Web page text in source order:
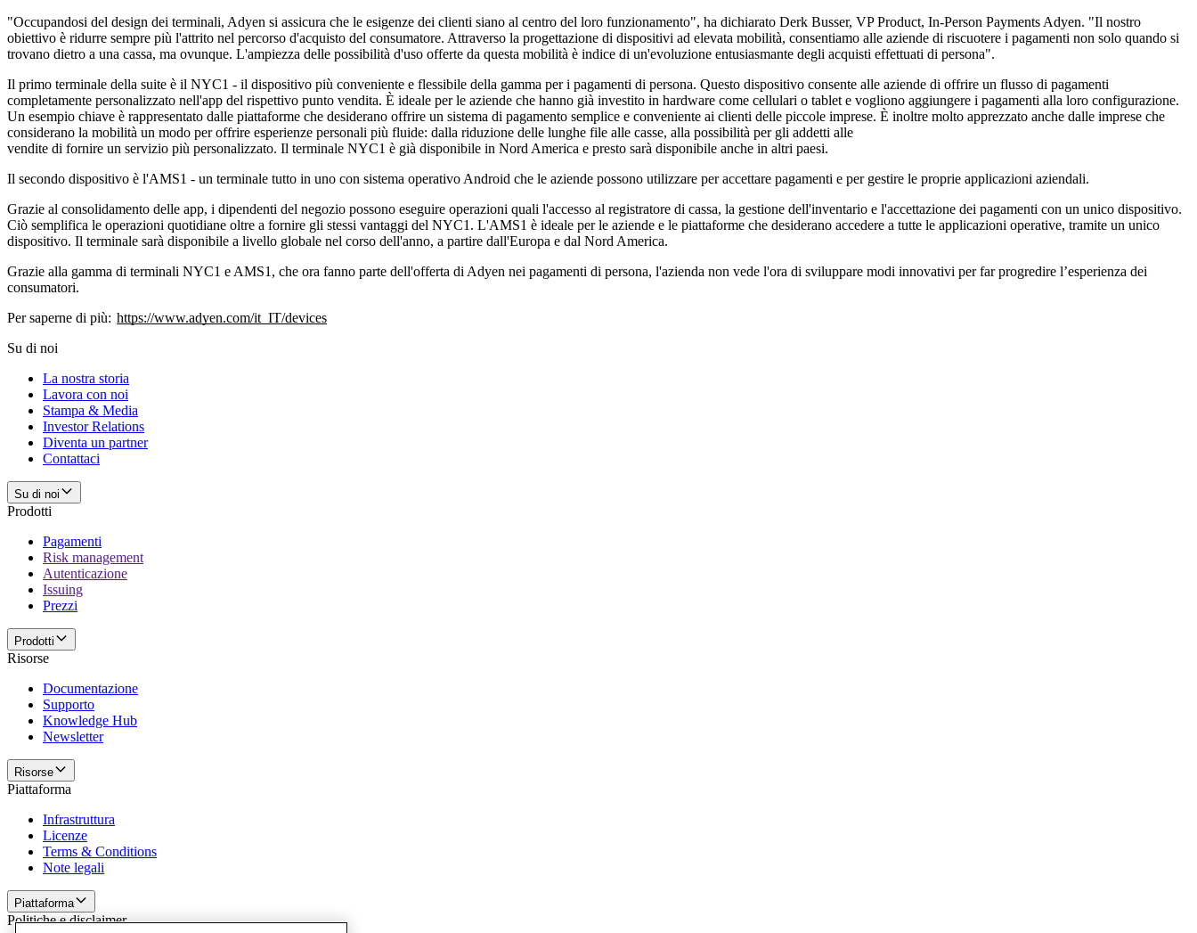
"Occupandosi del design dei terminali, Adyen si assicura che le esigenze dei clienti siano al centro del loro funzionamento", ha dichiarato Derk Busser, VP Product, In-Person Payments Adyen. "Il nostro
obiettivo è ridurre sempre più l'attrito nel percorso d'acquisto del consumatore. Attraverso la progettazione di dispositivi ad elevata mobilità, consentiamo alle aziende di riscuotere i pagamenti non solo quando si
trovano dietro a una cassa, ma ovunque. L'ampiezza delle possibilità d'uso offerte da questa mobilità è indice di un'evoluzione entusiasmante degli acquisti effettuati di persona".
Il primo terminale della suite è il NYC1 - il dispositivo più conveniente e flessibile della gamma per i pagamenti di persona. Questo dispositivo consente alle aziende di offrire un flusso di pagamenti
completamente personalizzato nell'app del rispettivo punto vendita. È ideale per le aziende che hanno già investito in hardware come cellulari o tablet e vogliono aggiungere i pagamenti alla loro configurazione.
Un esempio chiave è rappresentato dalle piattaforme che desiderano offrire un sistema di pagamento semplice e conveniente ai clienti delle piccole imprese. È inoltre molto apprezzato anche dalle imprese che
considerano la mobilità un modo per offrire esperienze personali più fluide: dalla riduzione delle lunghe file alle casse, alla possibilità per gli addetti alle
vendite di fornire un servizio più personalizzato. Il terminale NYC1 è già disponibile in Nord America e presto sarà disponibile anche in altri paesi.
Il secondo dispositivo è l'AMS1 - un terminale tutto in uno con sistema operativo Android che le aziende possono utilizzare per accettare pagamenti e per gestire le proprie applicazioni aziendali.
Grazie al consolidamento delle app, i dipendenti del negozio possono eseguire operazioni quali l'accesso al registratore di cassa, la gestione dell'inventario e l'accettazione dei pagamenti con un unico dispositivo.
Ciò semplifica le operazioni quotidiane oltre a fornire gli stessi vantaggi del NYC1. L'AMS1 è ideale per le aziende e le piattaforme che desiderano accedere a tutte le applicazioni operative, tramite un unico
dispositivo. Il terminale sarà disponibile a livello globale nel corso dell'anno, a partire dall'Europa e dal Nord America.
Grazie alla gamma di terminali NYC1 e AMS1, che ora fanno parte dell'offerta di Adyen nei pagamenti di persona, l'azienda non vede l'ora di sviluppare modi innovativi per far progredire l’esperienza dei
consumatori.
Per saperne di più: https://www.adyen.com/it_IT/devices
Su di noi
La nostra storia
Lavora con noi
Stampa & Media
Investor Relations
Diventa un partner
Contattaci
Su di noi
Prodotti
Pagamenti
Risk management
Autenticazione
Issuing
Prezzi
Prodotti
Risorse
Documentazione
Supporto
Knowledge Hub
Newsletter
Risorse
Piattaforma
Infrastruttura
Licenze
Terms & Conditions
Note legali
Piattaforma
Politiche e disclaimer